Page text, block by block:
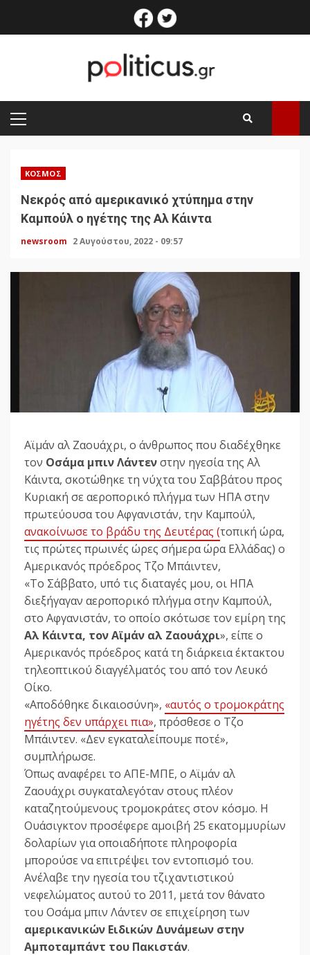
facebook
PRIMARY
MENU
ΚΌΣΜΟΣ
Νεκρός από αμερικανικό χτύπημα στην
Καμπούλ ο ηγέτης της Αλ Κάιντα
newsroom 2 Αυγούστου, 2022 - 09:57
Αϊμάν αλ Ζαουάχρι, ο άνθρωπος που διαδέχθηκε
τον Οσάμα μπιν Λάντενστην ηγεσία της Αλ
Κάιντα, σκοτώθηκε τη νύχτα του Σαββάτου προς
Κυριακή σε αεροπορικό πλήγμα των ΗΠΑ στην
πρωτεύουσα του Αφγανιστάν, την Καμπούλ,
ανακοίνωσε το βράδυ της Δευτέρας (τοπική ώρα,
τις πρώτες πρωινές ώρες σήμερα ώρα Ελλάδας) ο
Αμερικανός πρόεδρος Τζο Μπάιντεν,
«Το Σάββατο, υπό τις διαταγές μου, οι ΗΠΑ
διεξήγαγαν αεροπορικό πλήγμα στην Καμπούλ,
στο Αφγανιστάν, το οποίο σκότωσε τον εμίρη της
Αλ Κάιντα, τον Αϊμάν αλ Ζαουάχρι», είπε ο
Αμερικανός πρόεδρος κατά τη διάρκεια έκτακτου
τηλεοπτικού διαγγέλματός του από τον Λευκό
Οίκο.
«Αποδόθηκε δικαιοσύνη», «αυτός ο τρομοκράτης
ηγέτης δεν υπάρχει πια», πρόσθεσε ο Τζο
Μπάιντεν. «Δεν εγκαταλείπουμε ποτέ»,
συμπλήρωσε.
Όπως αναφέρει το ΑΠΕ-ΜΠΕ, ο Αϊμάν αλ
Ζαουάχρι συγκαταλεγόταν στους πλέον
καταζητούμενους τρομοκράτες στον κόσμο. Η
Ουάσιγκτον προσέφερε αμοιβή 25 εκατομμυρίων
δολαρίων για οποιαδήποτε πληροφορία
μπορούσε να επιτρέψει τον εντοπισμό του.
Ανέλαβε την ηγεσία του τζιχαντιστικού
νεφελώματος αυτού το 2011, μετά τον θάνατο
του Οσάμα μπιν Λάντεν σε επιχείρηση των
αμερικανικών Ειδικών Δυνάμεων στην
Αμποταμπάντ του Πακιστάν.